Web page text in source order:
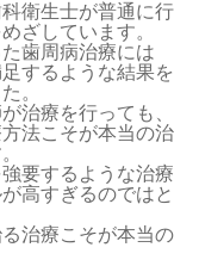
衛生士が普通に行
ざしています。
歯周病治療には
するような結果を
。
治療を行っても、
法こそが本当の治
要するような治療
高すぎるのではと
治療こそが本当の